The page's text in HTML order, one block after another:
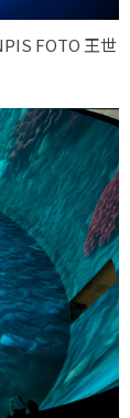
FOTO 王世